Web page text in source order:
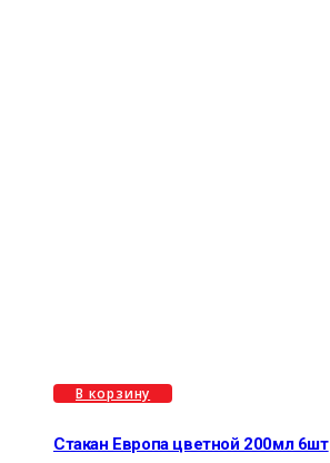
В корзину
Стакан Европа цветной 200мл 6шт